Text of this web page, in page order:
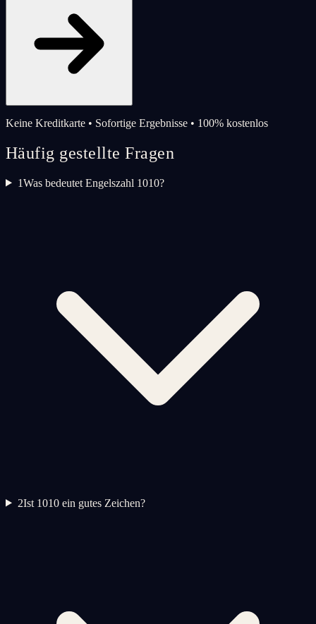
Keine Kreditkarte • Sofortige Ergebnisse • 100% kostenlos
Häufig gestellte Fragen
1Was bedeutet Engelszahl 1010?
2Ist 1010 ein gutes Zeichen?